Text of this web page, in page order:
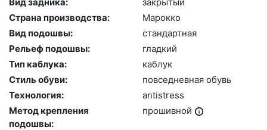
Страна производства:
Ма­рок­ко
Вид подошвы:
стан­дарт­ная
Рельеф подошвы:
глад­кий
Тип каблука:
каб­лук
Стиль обуви:
пов­седнев­ная обувь
Технология:
an­tist­ress
Метод крепления
подошвы:
про­шив­ной